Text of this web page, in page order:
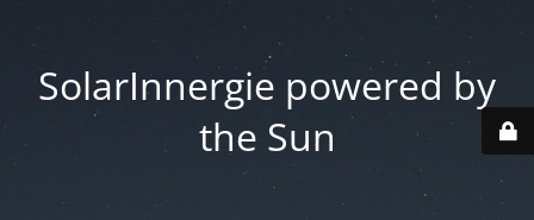
SolarInnergie powered by
the Sun